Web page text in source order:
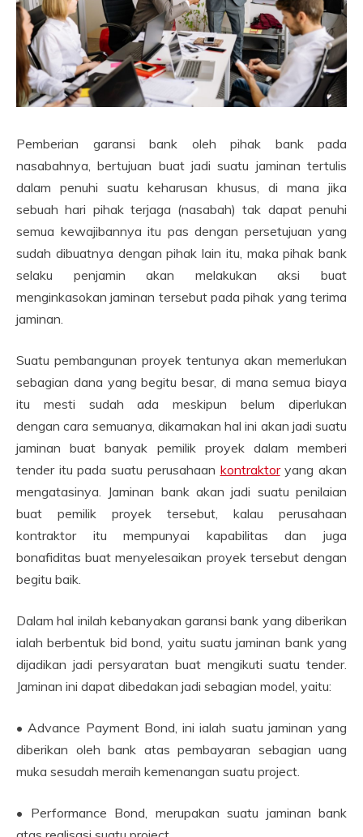
Pemberian garansi bank oleh pihak bank pada
nasabahnya, bertujuan buat jadi suatu jaminan tertulis
dalam penuhi suatu keharusan khusus, di mana jika
sebuah hari pihak terjaga (nasabah) tak dapat penuhi
semua kewajibannya itu pas dengan persetujuan yang
sudah dibuatnya dengan pihak lain itu, maka pihak bank
selaku penjamin akan melakukan aksi buat
menginkasokan jaminan tersebut pada pihak yang terima
jaminan.
Suatu pembangunan proyek tentunya akan memerlukan
sebagian dana yang begitu besar, di mana semua biaya
itu mesti sudah ada meskipun belum diperlukan
dengan cara semuanya, dikarnakan hal ini akan jadi suatu
jaminan buat banyak pemilik proyek dalam memberi
tender itu pada suatu perusahaan kontraktoryang akan
mengatasinya. Jaminan bank akan jadi suatu penilaian
buat pemilik proyek tersebut, kalau perusahaan
kontraktor itu mempunyai kapabilitas dan juga
bonafiditas buat menyelesaikan proyek tersebut dengan
begitu baik.
Dalam hal inilah kebanyakan garansi bank yang diberikan
ialah berbentuk bid bond, yaitu suatu jaminan bank yang
dijadikan jadi persyaratan buat mengikuti suatu tender.
Jaminan ini dapat dibedakan jadi sebagian model, yaitu:
• Advance Payment Bond, ini ialah suatu jaminan yang
diberikan oleh bank atas pembayaran sebagian uang
muka sesudah meraih kemenangan suatu project.
• Performance Bond, merupakan suatu jaminan bank